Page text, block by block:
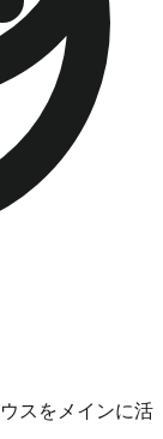
スをメインに活